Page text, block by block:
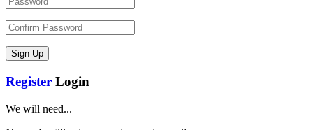
Register Login
We will need...